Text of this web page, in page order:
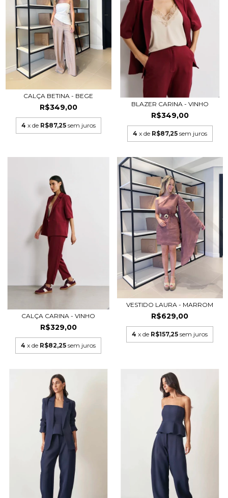
CALÇA BETINA - BEGE
R$349,00
4 x de R$87,25 sem juros
BLAZER CARINA - VINHO
R$349,00
4 x de R$87,25 sem juros
CALÇA CARINA - VINHO
R$329,00
4 x de R$82,25 sem juros
VESTIDO LAURA - MARROM
R$629,00
4 x de R$157,25 sem juros